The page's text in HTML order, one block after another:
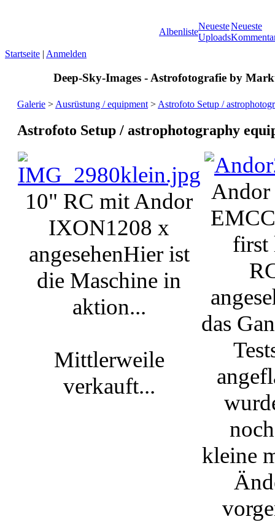
Albenliste
Neueste
Uploads
Neueste
Startseite | Anmelden
Deep-Sky-Images - Astrofotografie by
Galerie >Ausrüstung / equipment>Astrofoto Setup /
Astrofoto Setup / astrophotography
10" RC mit Andor
IXON1208 x
angesehenHier ist
die Maschine in
aktion...
Mittlerweile
verkauft...
first
das
kleine